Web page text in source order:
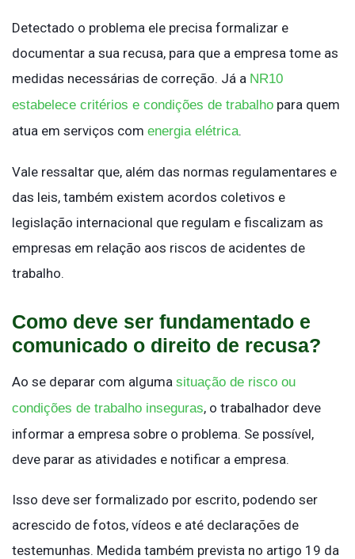
Detectado o problema ele precisa formalizar e
documentar a sua recusa, para que a empresa tome as
medidas necessárias de correção. Já a NR10
estabelece critérios e condições de trabalho para quem
atua em serviços com energia elétrica.
Vale ressaltar que, além das normas regulamentares e
das leis, também existem acordos coletivos e
legislação internacional que regulam e fiscalizam as
empresas em relação aos riscos de acidentes de
trabalho.
Como deve ser fundamentado e
comunicado o direito de recusa?
Ao se deparar com alguma situação de risco ou
condições de trabalho inseguras, o trabalhador deve
informar a empresa sobre o problema. Se possível,
deve parar as atividades e notificar a empresa.
Isso deve ser formalizado por escrito, podendo ser
acrescido de fotos, vídeos e até declarações de
testemunhas. Medida também prevista no artigo 19 da